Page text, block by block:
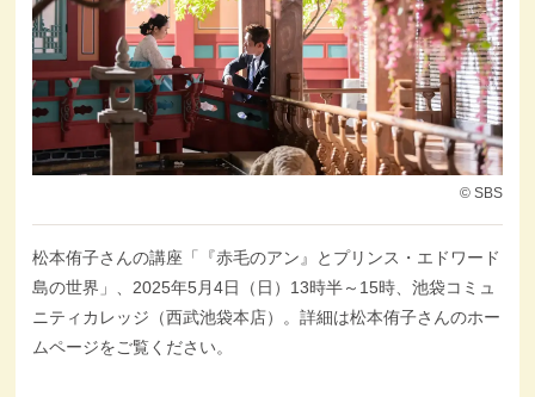
© SBS
松本侑子さんの講座「『赤毛のアン』とプリンス・エドワード
島の世界」、2025年5月4日（日）13時半～15時、池袋コミュ
ニティカレッジ（西武池袋本店）。詳細は松本侑子さんのホー
ムページをご覧ください。